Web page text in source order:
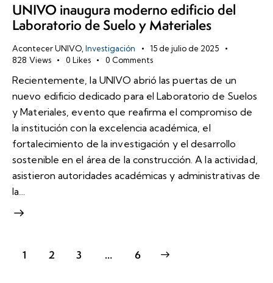
UNIVO inaugura moderno edificio del
Laboratorio de Suelo y Materiales
Acontecer UNIVO, Investigación
15 de julio de 2025
828 Views 0 Likes 0 Comments
Recientemente, la UNIVO abrió las puertas de un
nuevo edificio dedicado para el Laboratorio de Suelos
y Materiales, evento que reafirma el compromiso de
la institución con la excelencia académica, el
fortalecimiento de la investigación y el desarrollo
sostenible en el área de la construcción. A la actividad,
asistieron autoridades académicas y administrativas de
la…
1 2 3 … 6
>